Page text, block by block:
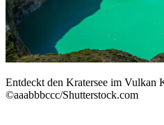
Entdeckt den Kratersee im Vulkan
©aaabbbccc/Shutterstock.com